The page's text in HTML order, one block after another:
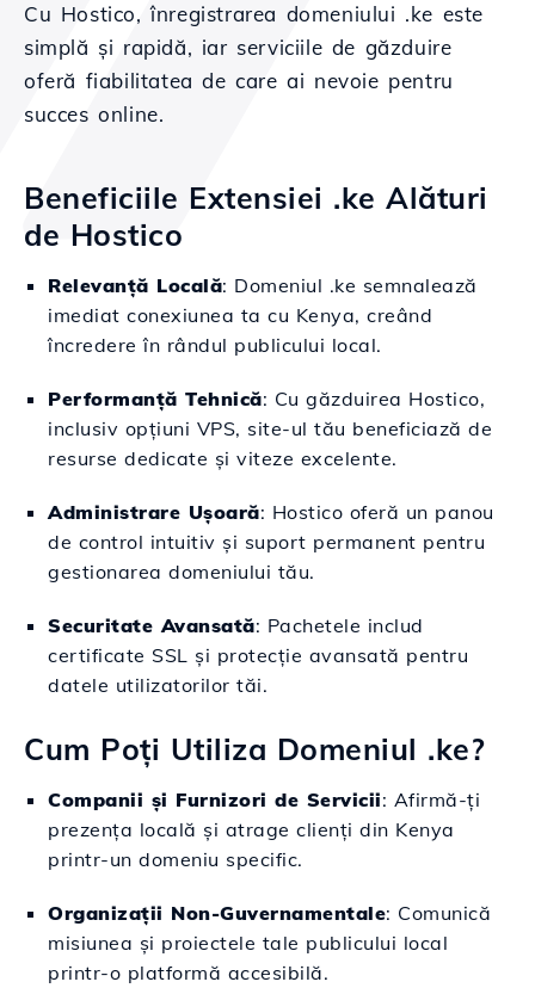
Cu Hostico, înregistrarea domeniului .ke este
simplă și rapidă, iar serviciile de găzduire
oferă fiabilitatea de care ai nevoie pentru
succes online.
Beneficiile Extensiei .ke Alături
de Hostico
Relevanță Locală: Domeniul .ke semnalează
imediat conexiunea ta cu Kenya, creând
încredere în rândul publicului local.
Performanță Tehnică: Cu găzduirea Hostico,
inclusiv opțiuni VPS, site-ul tău beneficiază de
resurse dedicate și viteze excelente.
Administrare Ușoară: Hostico oferă un panou
de control intuitiv și suport permanent pentru
gestionarea domeniului tău.
Securitate Avansată: Pachetele includ
certificate SSL și protecție avansată pentru
datele utilizatorilor tăi.
Cum Poți Utiliza Domeniul .ke?
Companii și Furnizori de Servicii: Afirmă-ți
prezența locală și atrage clienți din Kenya
printr-un domeniu specific.
Organizații Non-Guvernamentale: Comunică
misiunea și proiectele tale publicului local
printr-o platformă accesibilă.